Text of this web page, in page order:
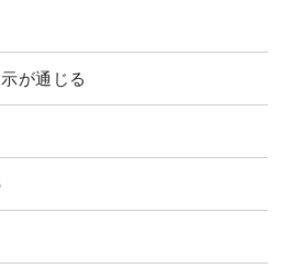
が通じる